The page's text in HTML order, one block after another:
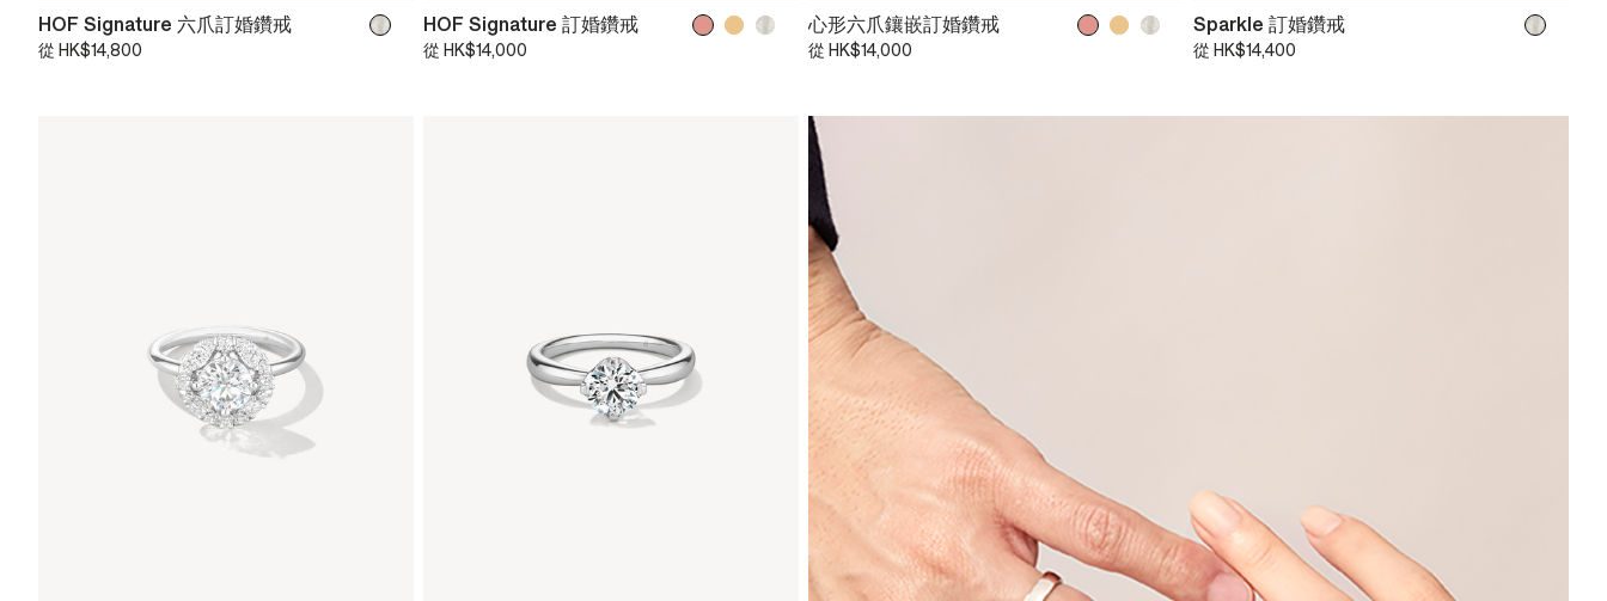
HOF Signature 六爪訂婚鑽戒
從 HK$14,800
HOF Signature 訂婚鑽戒
從 HK$14,000
心形六爪鑲嵌訂婚鑽戒
從 HK$14,000
Sparkle 訂婚鑽戒
從 HK$14,400